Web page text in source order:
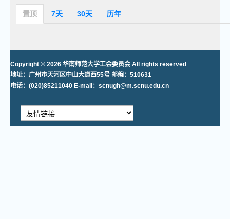
置顶 7天 30天 历年
Copyright © 2026 华南师范大学工会委员会 All rights reserved
地址：广州市天河区中山大道西55号 邮编：510631
电话：(020)85211040 E-mail：scnugh@m.scnu.edu.cn